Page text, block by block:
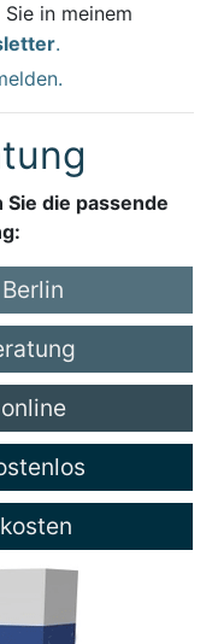
in meinem
.
die passende